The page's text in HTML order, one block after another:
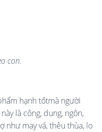
con.
hạnh tốtmà người
là công, dung, ngôn,
như may vá, thêu thùa, lo